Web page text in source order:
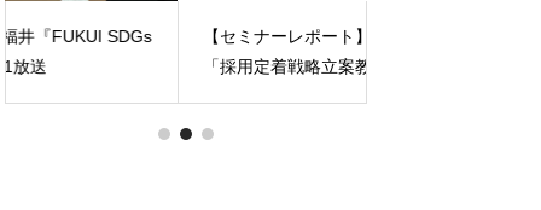
【セミナーレポート】事業成長を加速！
「採用定着戦略立案教室」第1回を開催